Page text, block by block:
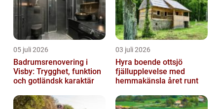
05 juli 2026
Badrumsrenovering i
Visby: Trygghet, funktion
och gotländsk karaktär
03 juli 2026
Hyra boende ottsjö
fjällupplevelse med
hemmakänsla året runt